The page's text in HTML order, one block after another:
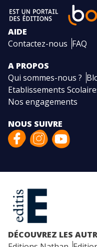
AIDE
Contactez-nous FAQ
A PROPOS
Qui sommes-nous ?
Etablissements
Nos engagements
NOUS SUIVRE
DÉCOUVREZ LES